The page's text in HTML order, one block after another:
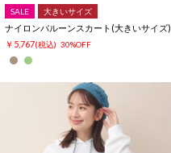
SALE 大きいサイズ
ナイロンバルーンスカート(大きいサイズ)
￥5,767(税込) 30%OFF